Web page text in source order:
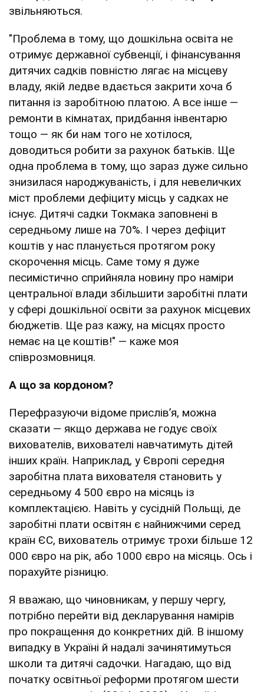
звільняються.
"Проблема в тому, що дошкільна освіта не
отримує державної субвенції, і фінансування
дитячих садків повністю лягає на місцеву
владу, якій ледве вдається закрити хоча б
питання із заробітною платою. А все інше —
ремонти в кімнатах, придбання інвентарю
тощо — як би нам того не хотілося,
доводиться робити за рахунок батьків. Ще
одна проблема в тому, що зараз дуже сильно
знизилася народжуваність, і для невеличких
міст проблеми дефіциту місць у садках не
існує. Дитячі садки Токмака заповнені в
середньому лише на 70%. І через дефіцит
коштів у нас планується протягом року
скорочення місць. Саме тому я дуже
песимістично сприйняла новину про наміри
центральної влади збільшити заробітні плати
у сфері дошкільної освіти за рахунок місцевих
бюджетів. Ще раз кажу, на місцях просто
немає на це коштів!" — каже моя
співрозмовниця.
А що за кордоном?
Перефразуючи відоме прислів’я, можна
сказати — якщо держава не годує своїх
вихователів, вихователі навчатимуть дітей
інших країн. Наприклад, у Європі середня
заробітна плата вихователя становить у
середньому 4 500 євро на місяць із
комплектацією. Навіть у сусідній Польщі, де
заробітні плати освітян є найнижчими серед
країн ЄС, вихователь отримує трохи більше 12
000 євро на рік, або 1000 євро на місяць. Ось і
порахуйте різницю.
Я вважаю, що чиновникам, у першу чергу,
потрібно перейти від декларування намірів
про покращення до конкретних дій. В іншому
випадку в Україні й надалі зачинятимуться
школи та дитячі садочки. Нагадаю, що від
початку освітньої реформи протягом шести